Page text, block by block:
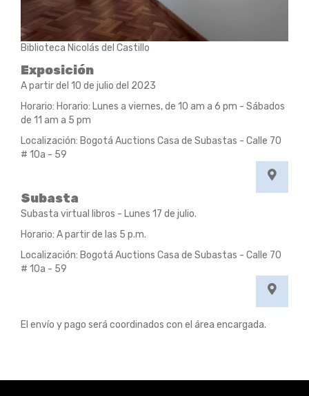
Biblioteca Nicolás del Castillo
Exposición
A partir del 10 de julio del 2023
Horario: Horario: Lunes a viernes, de 10 am a 6 pm - Sábados
de 11 am a 5 pm
Localización: Bogotá Auctions Casa de Subastas - Calle 70
# 10a - 59
Subasta
Subasta virtual libros - Lunes 17 de julio.
Horario: A partir de las 5 p.m.
Localización: Bogotá Auctions Casa de Subastas - Calle 70
# 10a - 59
El envío y pago será coordinados con el área encargada.